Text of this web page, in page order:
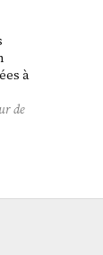
à
de